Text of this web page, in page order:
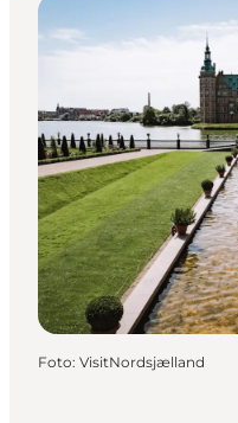
Foto: VisitNordsjælland